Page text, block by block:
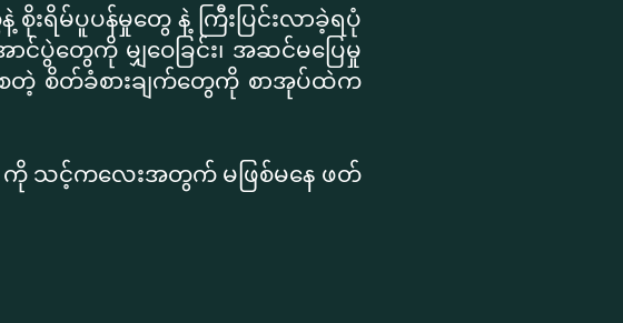
းရိမ်ပူပန်မှုတွေ နဲ့ ကြီးပြင်းလာခဲ့ရပုံ
တွေကို မျှဝေခြင်း၊ အဆင်မပြေမှု
စတဲ့ စိတ်ခံစားချက်တွေကို စာအုပ်ထဲက
ကို သင့်ကလေးအတွက် မဖြစ်မနေ ဖတ်